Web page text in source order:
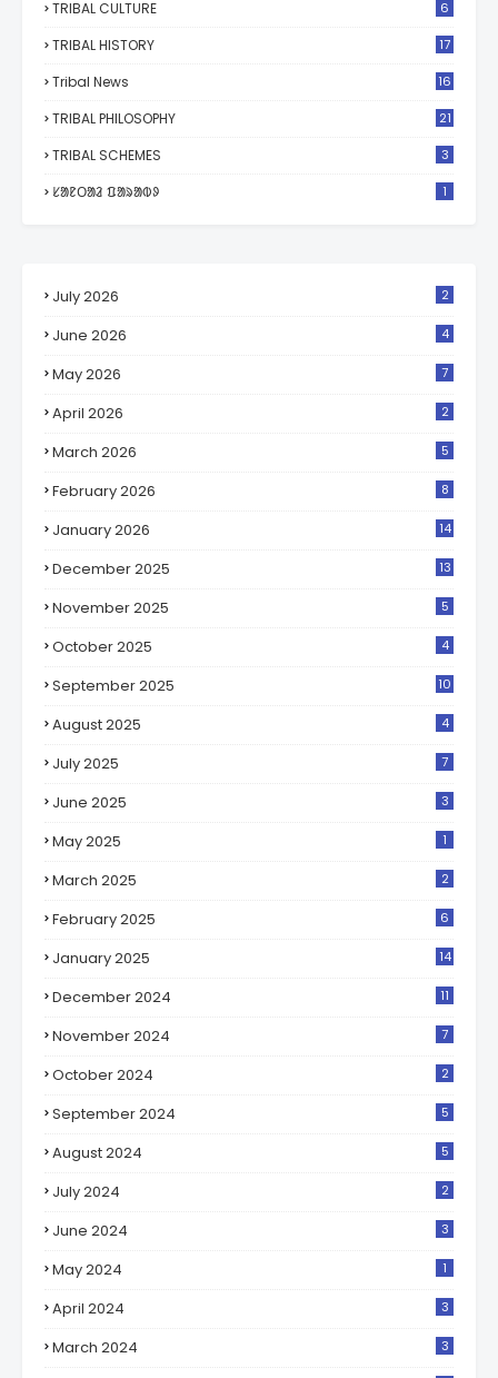
TRIBAL CULTURE 6
TRIBAL HISTORY 17
Tribal News 16
TRIBAL PHILOSOPHY 21
TRIBAL SCHEMES 3
ᱥᱟᱱᱛᱟᱲ ᱯᱟᱨᱟᱵᱽ 1
July 2026 2
June 2026 4
May 2026 7
April 2026 2
March 2026 5
February 2026 8
January 2026 14
December 2025 13
November 2025 5
October 2025 4
September 2025 10
August 2025 4
July 2025 7
June 2025 3
May 2025 1
March 2025 2
February 2025 6
January 2025 14
December 2024 11
November 2024 7
October 2024 2
September 2024 5
August 2024 5
July 2024 2
June 2024 3
May 2024 1
April 2024 3
March 2024 3